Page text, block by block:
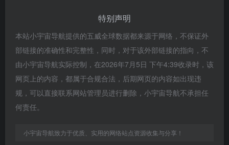
特别声明
本站小宇宙导航提供的五威全球数据都来源于网络，不保证外
部链接的准确性和完整性，同时，对于该外部链接的指向，不
由小宇宙导航实际控制，在2026年7月5日 下午4:39收录时，该
网页上的内容，都属于合规合法，后期网页的内容如出现违
规，可以直接联系网站管理员进行删除，小宇宙导航不承担任
何责任。
小宇宙导航致力于优质、实用的网络站点资源收集与分享！